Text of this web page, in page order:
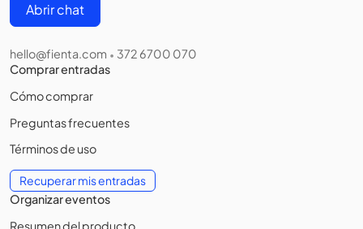
Abrir chat
hello@fienta.com • 372 6700 070
Comprar entradas
Cómo comprar
Preguntas frecuentes
Términos de uso
Recuperar mis entradas
Organizar eventos
Resumen del producto